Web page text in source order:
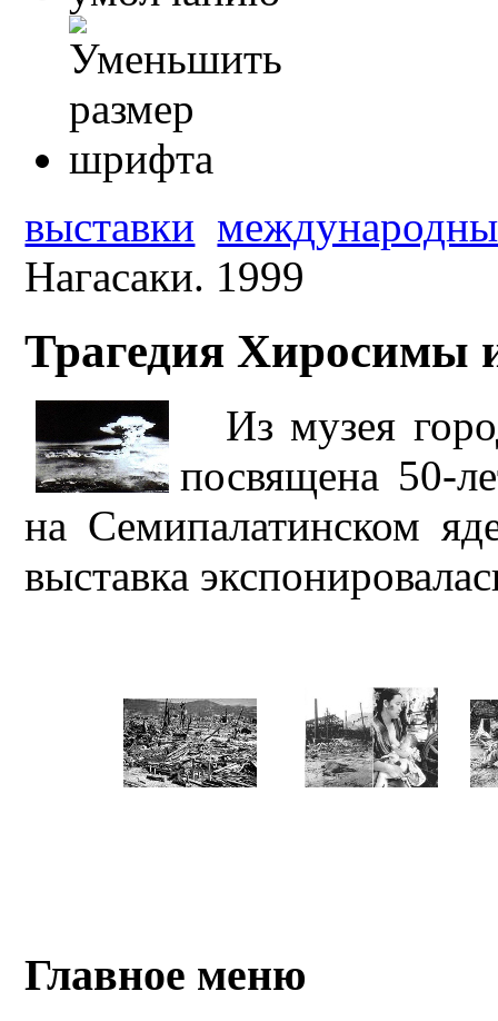
выставки
Нагасаки. 1999
Трагедия Хиросимы
Из музея
посвящена 50-
на Семипалатинском
выставка
Главное меню